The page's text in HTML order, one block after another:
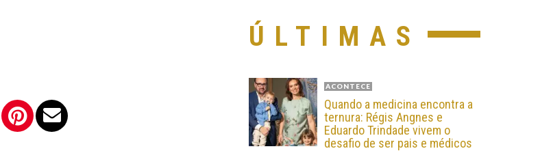
ÚLTIMAS
ACONTECE
Quando a medicina encontra a
ternura: Régis Angnes e
Eduardo Trindade vivem o
desafio de ser pais e médicos